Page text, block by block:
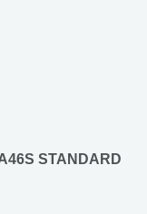
STANDARD